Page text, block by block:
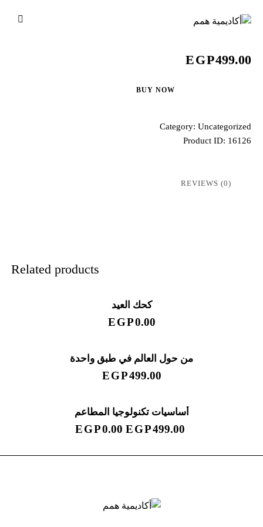
EGP499.00
BUY NOW
Category: Uncategorized
Product ID: 16126
REVIEWS (0)
Related products
كحك العيد
EGP0.00
من حول العالم في طبق واحدة
EGP499.00
أساسيات تكنولوجيا المطاعم
EGP499.00
EGP0.00